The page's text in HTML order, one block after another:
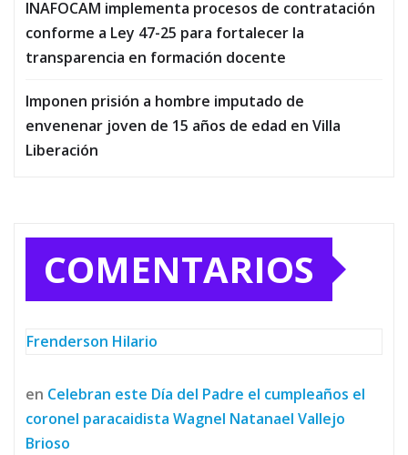
INAFOCAM implementa procesos de contratación
conforme a Ley 47-25 para fortalecer la
transparencia en formación docente
Imponen prisión a hombre imputado de
envenenar joven de 15 años de edad en Villa
Liberación
COMENTARIOS
Frenderson Hilario
en Celebran este Día del Padre el cumpleaños el
coronel paracaidista Wagnel Natanael Vallejo
Brioso